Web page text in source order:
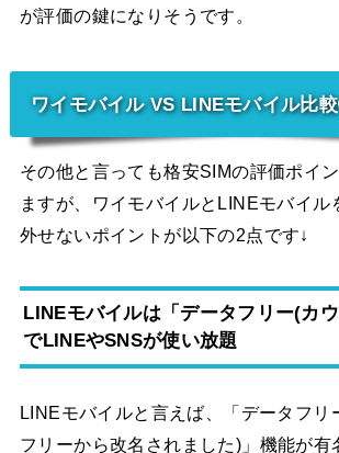
が評価の鍵になりそうです。
ワイモバイル VS LINEモバイル比
その他と言っても格安SIMの評価ポイ
ますが、ワイモバイルとLINEモバイル
外せないポイントが以下の2点です↓
LINEモバイルは「データフリー(カウ
でLINEやSNSが使い放題
LINEモバイルと言えば、「データフリ
フリーから改名されました)」機能が有